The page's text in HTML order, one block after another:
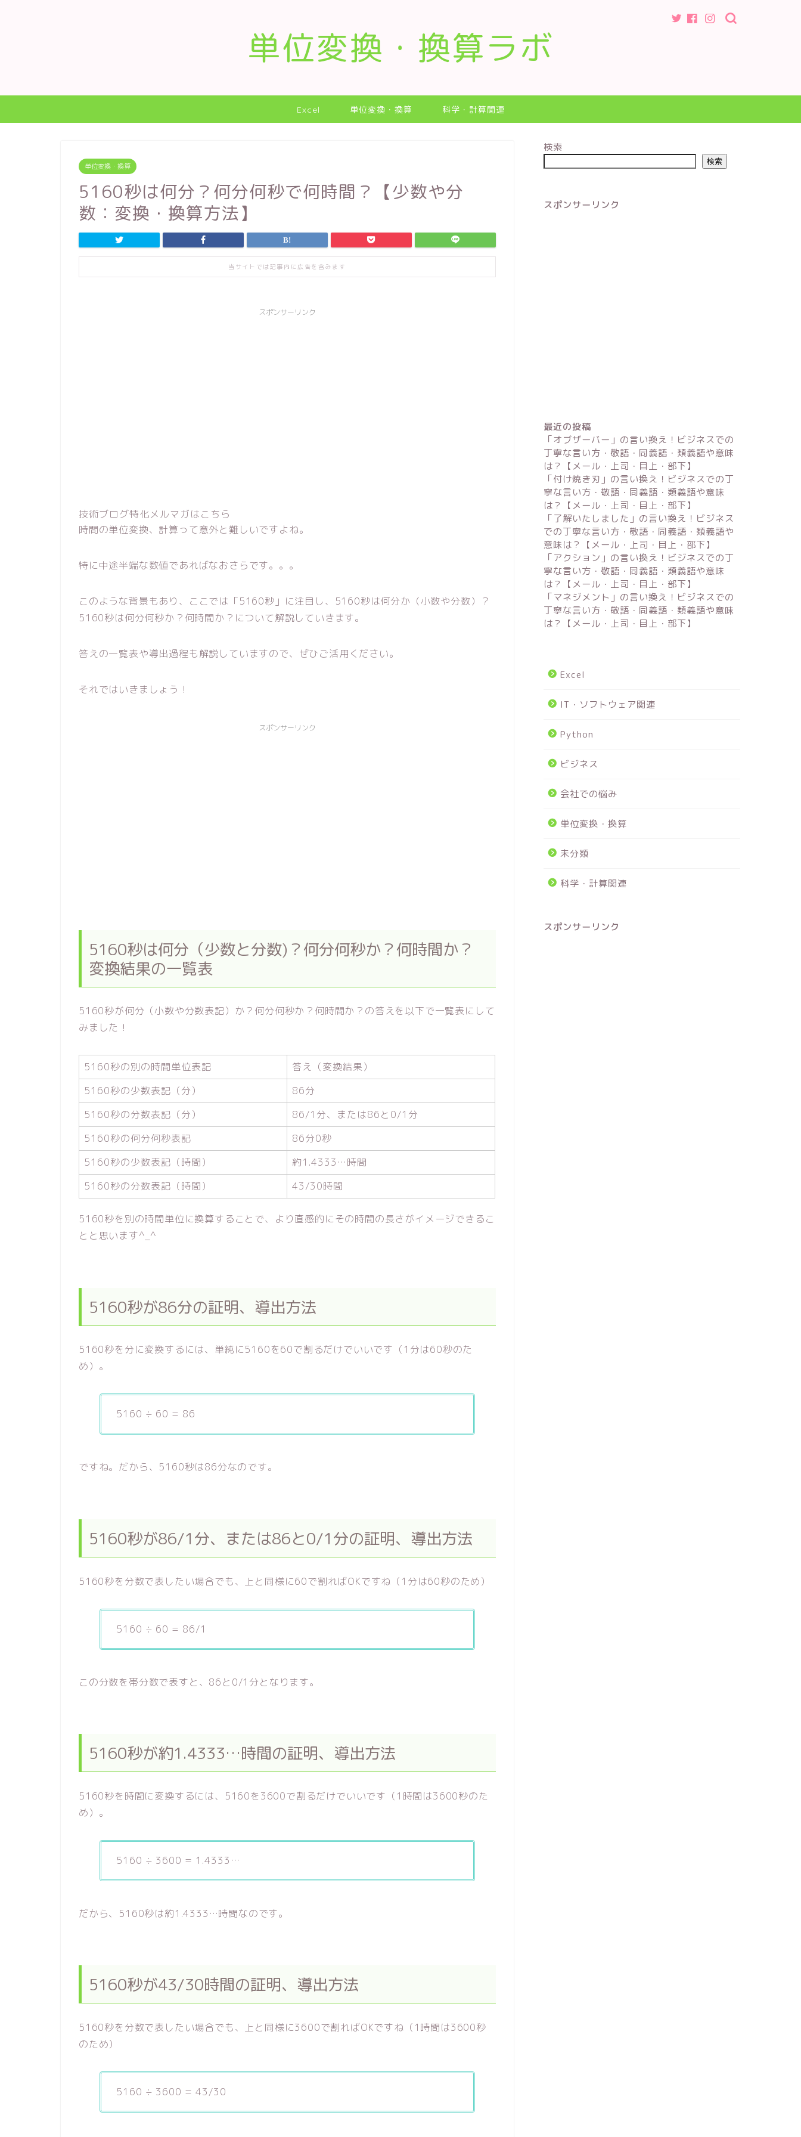
単位変換・換算ラボ
Excel 単位変換・換算 科学・計算関連
単位変換・換算
5160秒は何分？何分何秒で何時間？【少数や分
数：変換・換算方法】
当サイトでは記事内に広告を含みます
スポンサーリンク
技術ブログ特化メルマガはこちら
時間の単位変換、計算って意外と難しいですよね。
特に中途半端な数値であればなおさらです。。。
このような背景もあり、ここでは「5160秒」に注目し、5160秒は何分か（小数や分数）？
5160秒は何分何秒か？何時間か？について解説していきます。
答えの一覧表や導出過程も解説していますので、ぜひご活用ください。
それではいきましょう！
スポンサーリンク
5160秒は何分（少数と分数)？何分何秒か？何時間か？
変換結果の一覧表
5160秒が何分（小数や分数表記）か？何分何秒か？何時間か？の答えを以下で一覧表にして
みました！
5160秒の別の時間単位表記
答え（変換結果）
5160秒の少数表記（分）
86分
5160秒の分数表記（分）
86/1分、または86と0/1分
5160秒の何分何秒表記
86分0秒
5160秒の少数表記（時間）
約1.4333…時間
5160秒の分数表記（時間）
43/30時間
5160秒を別の時間単位に換算することで、より直感的にその時間の長さがイメージできるこ
とと思います^_^
5160秒が86分の証明、導出方法
5160秒を分に変換するには、単純に5160を60で割るだけでいいです（1分は60秒のた
め）。
5160 ÷ 60 = 86
ですね。だから、5160秒は86分なのです。
5160秒が86/1分、または86と0/1分の証明、導出方法
5160秒を分数で表したい場合でも、上と同様に60で割ればOKですね（1分は60秒のため）
5160 ÷ 60 = 86/1
この分数を帯分数で表すと、86と0/1分となります。
5160秒が約1.4333…時間の証明、導出方法
5160秒を時間に変換するには、5160を3600で割るだけでいいです（1時間は3600秒のた
め）。
5160 ÷ 3600 = 1.4333…
だから、5160秒は約1.4333…時間なのです。
5160秒が43/30時間の証明、導出方法
5160秒を分数で表したい場合でも、上と同様に3600で割ればOKですね（1時間は3600秒
のため）
5160 ÷ 3600 = 43/30
検索
検索
スポンサーリンク
最近の投稿
「オブザーバー」の言い換え！ビジネスでの
丁寧な言い方・敬語・同義語・類義語や意味
は？【メール・上司・目上・部下】
「付け焼き刃」の言い換え！ビジネスでの丁
寧な言い方・敬語・同義語・類義語や意味
は？【メール・上司・目上・部下】
「了解いたしました」の言い換え！ビジネス
での丁寧な言い方・敬語・同義語・類義語や
意味は？【メール・上司・目上・部下】
「アクション」の言い換え！ビジネスでの丁
寧な言い方・敬語・同義語・類義語や意味
は？【メール・上司・目上・部下】
「マネジメント」の言い換え！ビジネスでの
丁寧な言い方・敬語・同義語・類義語や意味
は？【メール・上司・目上・部下】
Excel
IT・ソフトウェア関連
Python
ビジネス
会社での悩み
単位変換・換算
未分類
科学・計算関連
スポンサーリンク